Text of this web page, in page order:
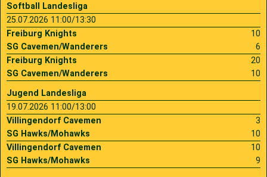
Softball Landesliga
25.07.2026 11:00/13:30
Freiburg Knights
10
SG Cavemen/Wanderers
6
Freiburg Knights
20
SG Cavemen/Wanderers
10
Jugend Landesliga
19.07.2026 11:00/13:00
Villingendorf Cavemen
3
SG Hawks/Mohawks
10
Villingendorf Cavemen
10
SG Hawks/Mohawks
9